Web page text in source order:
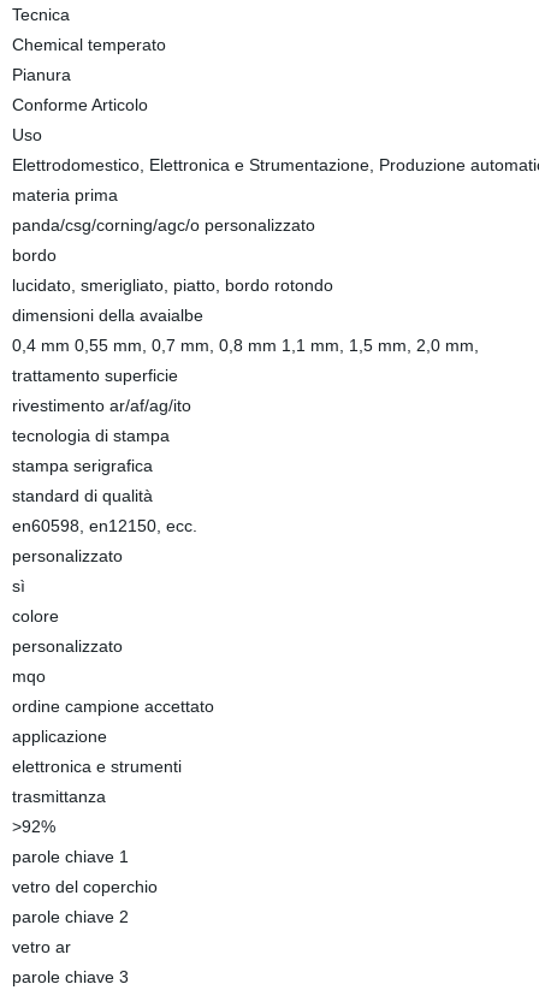
Tecnica
Chemical temperato
Pianura
Conforme Articolo
Uso
Elettrodomestico, Elettronica e Strumentazione, Produzione
materia prima
panda/csg/corning/agc/o personalizzato
bordo
lucidato, smerigliato, piatto, bordo rotondo
dimensioni della avaialbe
0,4 mm 0,55 mm, 0,7 mm, 0,8 mm 1,1 mm, 1,5 mm, 2,0 mm,
trattamento superficie
rivestimento ar/af/ag/ito
tecnologia di stampa
stampa serigrafica
standard di qualità
en60598, en12150, ecc.
personalizzato
sì
colore
personalizzato
mqo
ordine campione accettato
applicazione
elettronica e strumenti
trasmittanza
>92%
parole chiave 1
vetro del coperchio
parole chiave 2
vetro ar
parole chiave 3